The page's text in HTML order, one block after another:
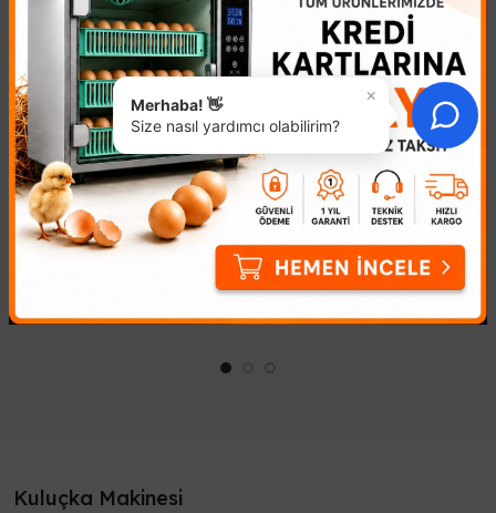
Ucuz Switch
221,83₺
Kuluçka Makineniz İçin
Ekonomik ve Güvenilir Switch
istiyorsunuz? İ..
12 Volt 2.5/3 RPM Motor
715,59₺
Kuluçka Makinesi Viyol Motoru:
AC 12V 2.5/3 RPM Kuluçka
makineleriniz için ideal çözüm!
Kuluçka Makinesi
×
Merhaba! 👋
Size nasıl yardımcı olabilirim?